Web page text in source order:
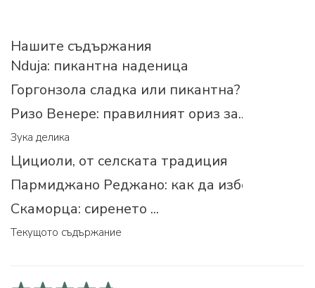
Нашите съдържания
Nduja: пикантна наденица
Горгонзола сладка или пикантна?
Ризо Венере: правилният ориз за...
Зука делика
Цициоли, от селската традиция
Пармиджано Реджано: как да изберем
Скаморца: сиренето ...
Текущото съдържание